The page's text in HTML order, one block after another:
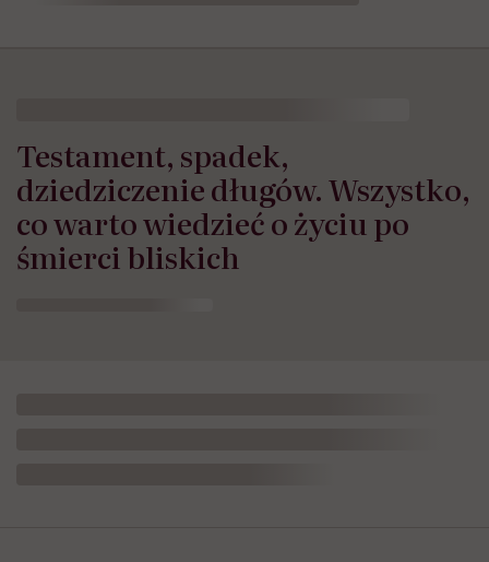
Testament, spadek,
dziedziczenie długów. Wszystko,
co warto wiedzieć o życiu po
śmierci bliskich